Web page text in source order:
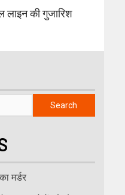
लाइन की गुजारिश
Search
मर्डर